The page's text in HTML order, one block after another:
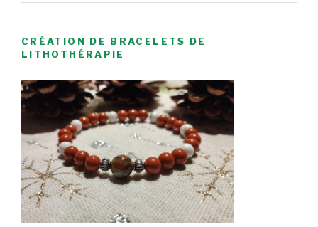
CRÉATION DE BRACELETS DE
LITHOTHÉRAPIE